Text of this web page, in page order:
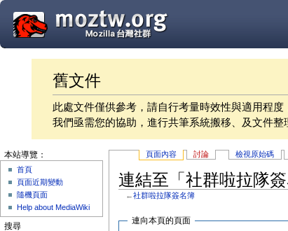
舊文件
此處文件僅供參考，請自行考量時效性與適用程
我們亟需您的協助，進行共筆系統搬移、及文件整
頁面內容 討論 檢視原始碼
連結至「社群啦拉隊
←社群啦拉隊簽名簿
連向本頁的頁面
本站導覽：
首頁
頁面近期變動
隨機頁面
Help about MediaWiki
搜尋